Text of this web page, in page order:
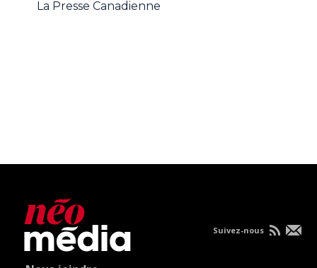
La Presse Canadienne
Suivez-nous